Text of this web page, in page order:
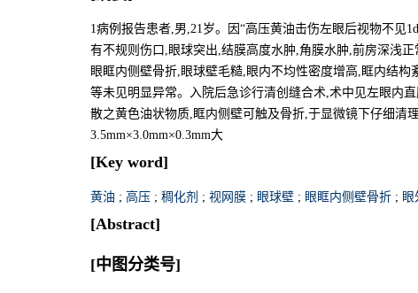
1病例报告患者,男,21岁。因“高压黄油击伤左眼后视物不见
有不规则伤口,眼球突出,结膜高度水肿,角膜水肿,前房深浅
眼眶内侧壁骨折,眼球壁毛糙,眼内不均性密度增高,眶内结
等未见明显异常。入院后急诊行清创缝合术,术中见左眼内
散之黄色油状物质,眶内侧壁可触及骨折,于显微镜下仔细清
3.5mm×3.0mm×0.3mm大
[Key word]
黄油 ; 高压 ; 稠化剂 ; 视网膜 ; 眼球壁 ; 眼眶内侧壁骨折 ; 眼
[Abstract]
[中图分类号]